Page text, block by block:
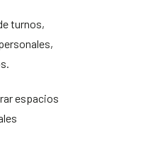
turnos,
espacios